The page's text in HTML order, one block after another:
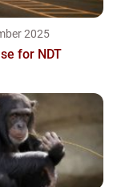
2025
for NDT